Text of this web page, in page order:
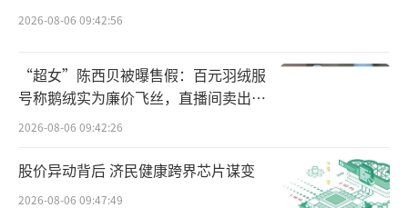
6亿元。
进一步梳理发现，海康威视与三花智控上
半年市值下降较大，特别是三花智控，半年内
减少347.50亿元至711.06亿元，跌出千亿阵
营。
2026-08-06 09:42:56
“超女”陈西贝被曝售假：百元羽绒服
号称鹅绒实为廉价飞丝，直播间卖出超
百万元
2026-08-06 09:42:26
股价异动背后 济民健康跨界芯片谋变
2026-08-06 09:47:49